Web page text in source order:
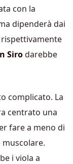
con la
dipenderà dai
Sirodarebbe
complicato. La
centrato una
fare a meno di
i viola a